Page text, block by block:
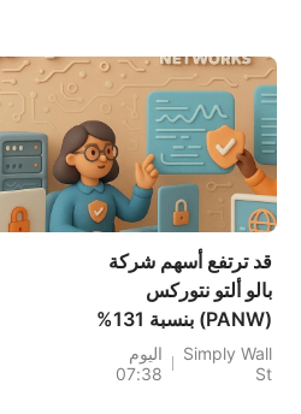
قد ترتفع أسهم شركة
بالو ألتو نتوركس
(PANW) بنسبة 131%
عن قيمتها العادلة مع
ازدياد التركيز على دمج
Simply Wall
St
اليوم
07:38